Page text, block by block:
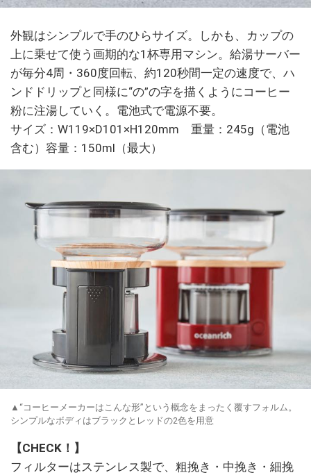
外観はシンプルで手のひらサイズ。しかも、カップの
上に乗せて使う画期的な1杯専用マシン。給湯サーバー
が毎分4周・360度回転、約120秒間一定の速度で、ハ
ンドドリップと同様に“の”の字を描くようにコーヒー
粉に注湯していく。電池式で電源不要。
サイズ：W119×D101×H120mm 重量：245g（電池
含む）容量：150ml（最大）
▲“コーヒーメーカーはこんな形”という概念をまったく覆すフォルム。
シンプルなボディはブラックとレッドの2色を用意
【CHECK！】
フィルターはステンレス製で、粗挽き・中挽き・細挽